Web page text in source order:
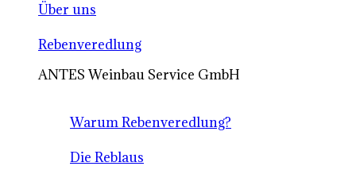
Über uns
Rebenveredlung
ANTES Weinbau Service GmbH
Warum Rebenveredlung?
Die Reblaus